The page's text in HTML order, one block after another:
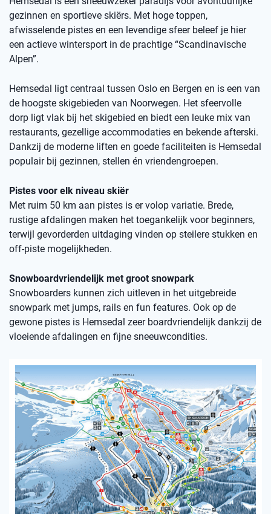
gezinnen en sportieve skiërs. Met hoge toppen,
afwisselende pistes en een levendige sfeer beleef je hier
een actieve wintersport in de prachtige “Scandinavische
Alpen”.
Hemsedal ligt centraal tussen Oslo en Bergen en is een van
de hoogste skigebieden van Noorwegen. Het sfeervolle
dorp ligt vlak bij het skigebied en biedt een leuke mix van
restaurants, gezellige accommodaties en bekende afterski.
Dankzij de moderne liften en goede faciliteiten is Hemsedal
populair bij gezinnen, stellen én vriendengroepen.
Pistes voor elk niveau skiër
Met ruim 50 km aan pistes is er volop variatie. Brede,
rustige afdalingen maken het toegankelijk voor beginners,
terwijl gevorderden uitdaging vinden op steilere stukken en
off-piste mogelijkheden.
Snowboardvriendelijk met groot snowpark
Snowboarders kunnen zich uitleven in het uitgebreide
snowpark met jumps, rails en fun features. Ook op de
gewone pistes is Hemsedal zeer boardvriendelijk dankzij de
vloeiende afdalingen en fijne sneeuwcondities.